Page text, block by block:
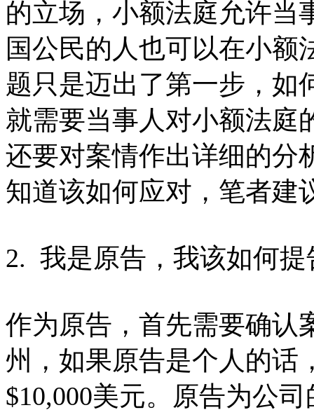
的立场，小额法庭允许当
国公民的人也可以在小额
题只是迈出了第一步，如
就需要当事人对小额法庭
还要对案情作出详细的分
知道该如何应对，笔者建
2. 我是原告，我该如何提
作为原告，首先需要确认
州，如果原告是个人的话
$10,000美元。原告为公